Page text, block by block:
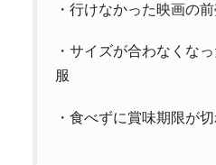
・行けなかった映画の
・サイズが合わなくな
服
・食べずに賞味期限が